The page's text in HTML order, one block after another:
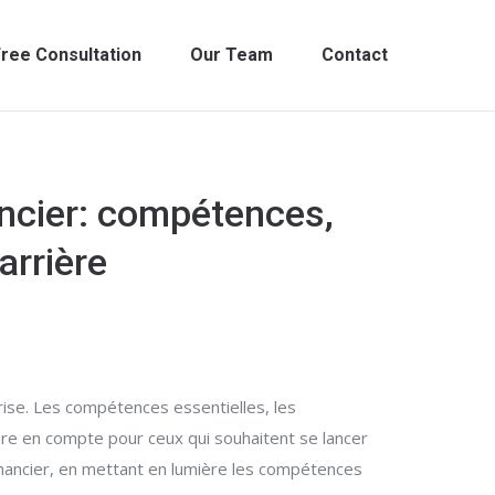
Consultation Our Team Contact
compétences,
Les compétences essentielles, les
en compte pour ceux qui souhaitent se lancer
en mettant en lumière les compétences